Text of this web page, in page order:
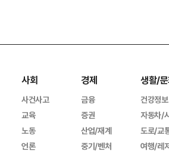
사회
사건사고
교육
노동
언론
경제
금융
증권
산업/재계
중기/벤처
생활/
건강정보
자동차/
도로/교
여행/레